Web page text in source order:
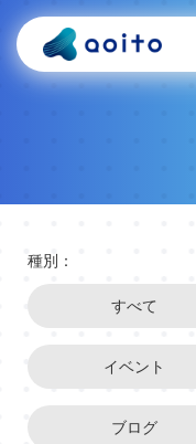
種別：
すべて
イベント
ブログ